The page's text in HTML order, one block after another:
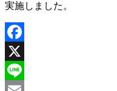
実施しました。
Facebook
X